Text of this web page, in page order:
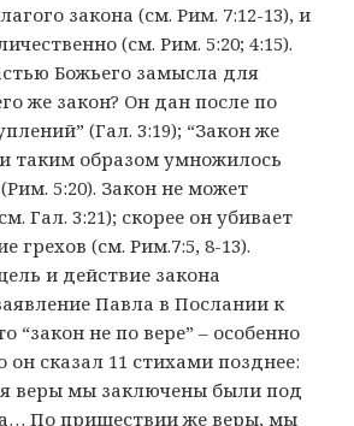
закона (см. Рим. 7:12-13), и
(см. Рим. 5:20; 4:15).
Божьего замысла для
же закон? Он дан после по
(Гал. 3:19); “Закон же
таким образом умножилось
5:20). Закон не может
Гал. 3:21); скорее он убивает
грехов (см. Рим.7:5, 8-13).
и действие закона
Павла в Послании к
“закон не по вере” – особенно
он сказал 11 стихами позднее:
веры мы заключены были под
По пришествии же веры, мы